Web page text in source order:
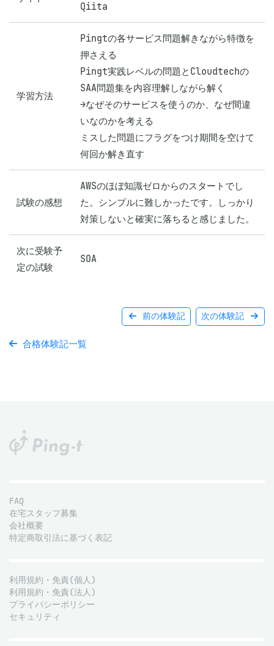
Qiita
学習方法
Pingtの各サービス問題解きながら特徴を
押さえる
Pingt実践レベルの問題とCloudtechの
SAA問題集を内容理解しながら解く
→なぜそのサービスを使うのか、なぜ間違
いなのかを考える
ミスした問題にフラグをつけ期間を空けて
何回か解き直す
試験の感想
AWSのほぼ知識ゼロからのスタートでし
た。シンプルに難しかったです。しっかり
対策しないと確実に落ちると感じました。
次に受験予
定の試験
SOA
前の体験記 次の体験記
合格体験記一覧
FAQ
在宅スタッフ募集
会社概要
特定商取引法に基づく表記
利用規約・免責(個人)
利用規約・免責(法人)
プライバシーポリシー
セキュリティ